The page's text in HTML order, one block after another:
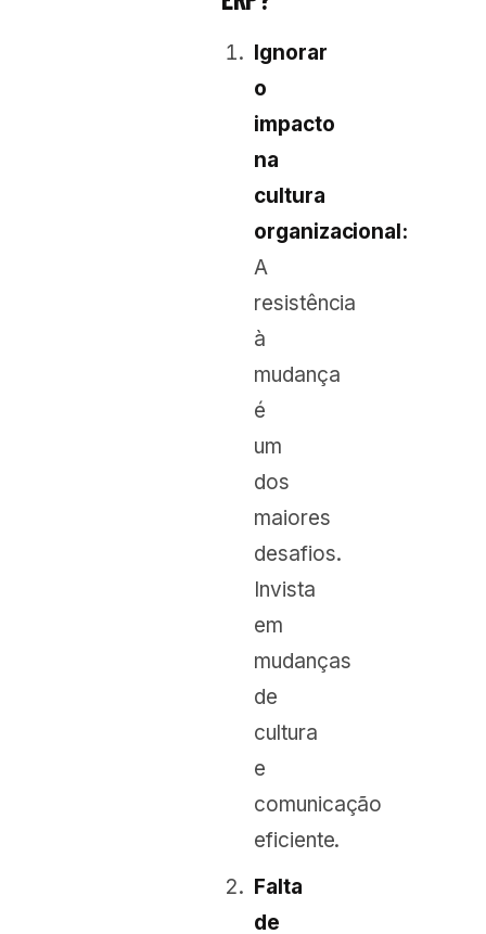
Ignorar
o
impacto
na
cultura
organizacional:
A
resistência
à
mudança
é
um
dos
maiores
desafios.
Invista
em
mudanças
de
cultura
e
comunicação
eficiente.
Falta
de